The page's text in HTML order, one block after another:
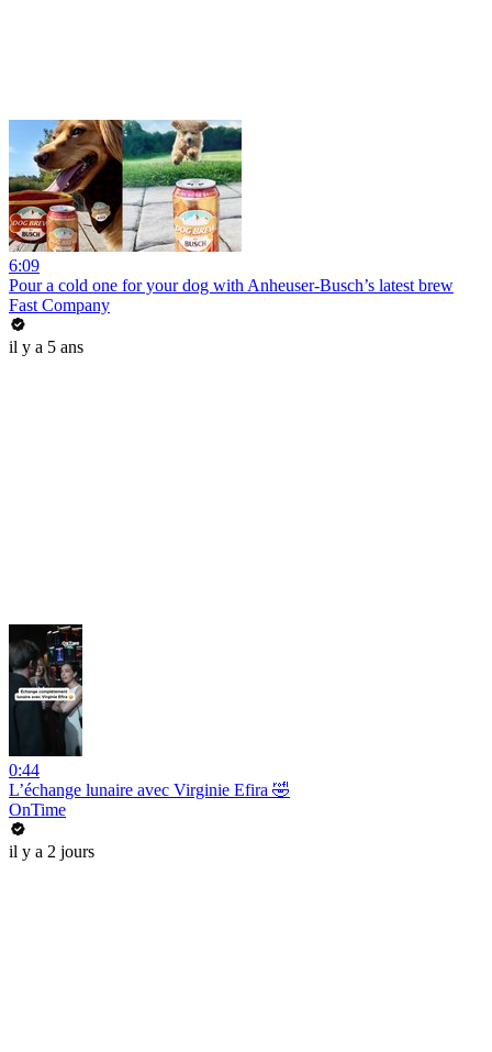
6:09
Pour a cold one for your dog with Anheuser-Busch’s latest brew
Fast Company
il y a 5 ans
0:44
L’échange lunaire avec Virginie Efira 🤣
OnTime
il y a 2 jours